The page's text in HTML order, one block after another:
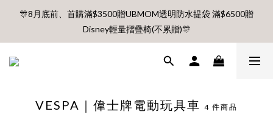
🎊8月底前、首購滿$3500贈UBMOM透明防水提袋 滿$6500贈
Disney輕量摺疊椅(不累贈)🎊
🎊8月底前、首購滿$3500贈UBMOM透明防水提袋 滿$6500贈
Disney輕量摺疊椅(不累贈)🎊
【村却國際溫泉酒店】指定平日免加價升等雙面景觀客房
8月每週五、六、日 新會員 首購免運🔥
VESPA｜偉士牌電動玩具車 4 件商品